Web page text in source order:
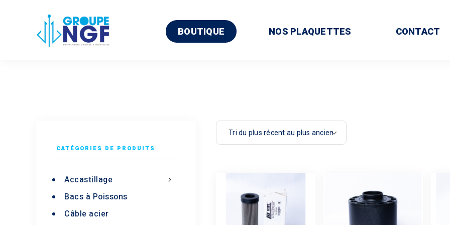
BOUTIQUE NOS PLAQUETTES CONTACT
CATÉGORIES DE PRODUITS
Accastillage
Bacs à Poissons
Câble acier